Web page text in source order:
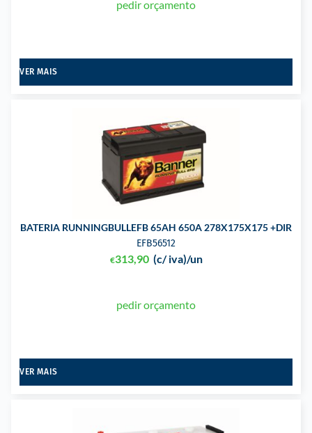
pedir orçamento
VER MAIS
BATERIA RUNNINGBULLEFB 65AH 650A 278X175X175 +DIR
EFB56512
€313,90 (c/ iva)/un
pedir orçamento
VER MAIS